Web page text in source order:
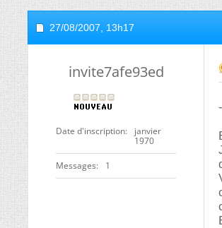
27/08/2007, 13h17
invite7afe93ed
Date d'inscription
janvier
1970
Messages 1